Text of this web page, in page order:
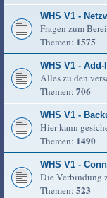
WHS V1 -
Fragen zum
Themen: 1575
WHS V1 - Add-
Alles zu den
Themen: 706
WHS V1 -
Hier kann
Themen: 1490
WHS V1 -
Die Verbindung
Themen: 523